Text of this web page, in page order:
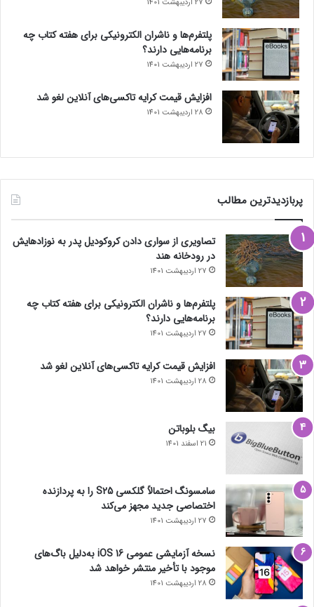
پلتفرم‌ها و ناشران الکترونیکی برای هفته کتاب چه
برنامه‌هایی دارند؟
27 اردیبهشت 1401
افزایش قیمت کرایه تاکسی‌های آنلاین لغو شد
28 اردیبهشت 1401
پربازدیدترین مطالب
تصاویری از سواری دادن کروکودیل پدر به نوزادهایش
در رودخانه هند
27 اردیبهشت 1401
پلتفرم‌ها و ناشران الکترونیکی برای هفته کتاب چه
برنامه‌هایی دارند؟
27 اردیبهشت 1401
افزایش قیمت کرایه تاکسی‌های آنلاین لغو شد
28 اردیبهشت 1401
بیگ بلوباتن
21 اسفند 1401
سامسونگ احتمالاً گلکسی S25 را به پردازنده
اختصاصی جدید مجهز می‌کند
27 اردیبهشت 1401
نسخه آزمایشی عمومی iOS 16 به‌دلیل باگ‌های
موجود با تأخیر منتشر خواهد شد
28 اردیبهشت 1401